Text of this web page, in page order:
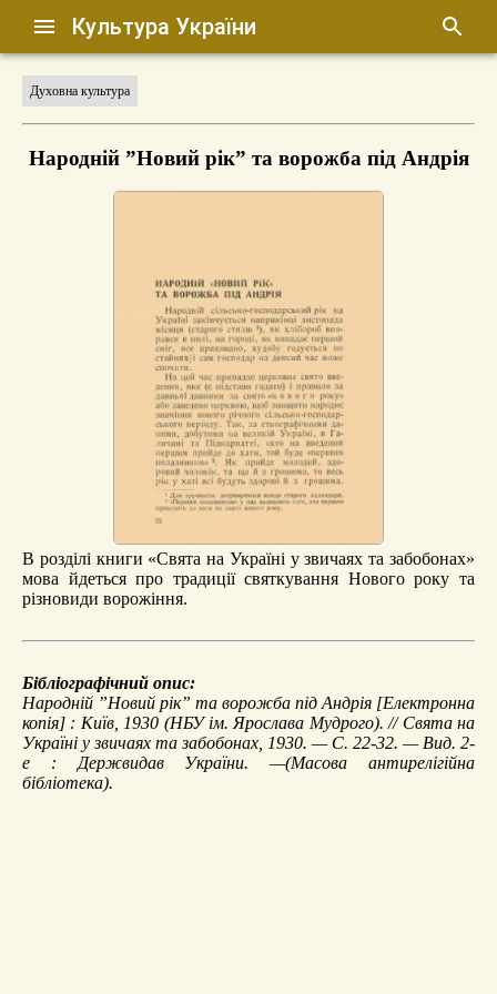
Культура України
Духовна культура
Народній ”Новий рік” та ворожба під Андрія
В розділі книги «Свята на Україні у звичаях та забобонах»
мова йдеться про традиції святкування Нового року та
різновиди ворожіння.
Бібліографічний опис:
Народній ”Новий рік” та ворожба під Андрія [Електронна
копія] : Київ, 1930 (НБУ ім. Ярослава Мудрого). // Свята на
Україні у звичаях та забобонах , 1930. — С. 22-32. — Вид. 2-
е : Держвидав України. —(Масова антирелігійна
бібліотека).